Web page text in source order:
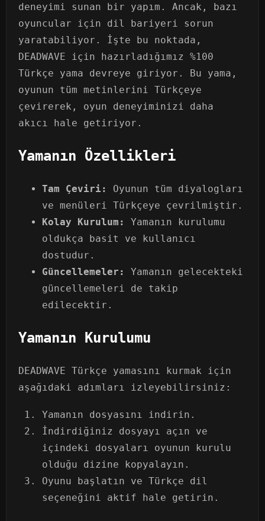
deneyimi sunan bir yapım. Ancak, bazı
oyuncular için dil bariyeri sorun
yaratabiliyor. İşte bu noktada,
DEADWAVE için hazırladığımız %100
Türkçe yama devreye giriyor. Bu yama,
oyunun tüm metinlerini Türkçeye
çevirerek, oyun deneyiminizi daha
akıcı hale getiriyor.
Yamanın Özellikleri
Tam Çeviri:
Oyunun tüm diyalogları
ve menüleri Türkçeye çevrilmiştir.
Kolay Kurulum:
Yamanın kurulumu
oldukça basit ve kullanıcı
dostudur.
Güncellemeler:
Yamanın gelecekteki
güncellemeleri de takip
edilecektir.
Yamanın Kurulumu
DEADWAVE Türkçe yamasını kurmak için
aşağıdaki adımları izleyebilirsiniz:
Yamanın dosyasını indirin.
İndirdiğiniz dosyayı açın ve
içindeki dosyaları oyunun kurulu
olduğu dizine kopyalayın.
Oyunu başlatın ve Türkçe dil
seçeneğini aktif hale getirin.